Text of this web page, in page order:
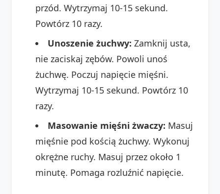
przód. Wytrzymaj 10-15 sekund.
Powtórz 10 razy.
Unoszenie żuchwy: Zamknij usta,
nie zaciskaj zębów. Powoli unoś
żuchwę. Poczuj napięcie mięśni.
Wytrzymaj 10-15 sekund. Powtórz 10
razy.
Masowanie mięśni żwaczy: Masuj
mięśnie pod kością żuchwy. Wykonuj
okrężne ruchy. Masuj przez około 1
minutę. Pomaga rozluźnić napięcie.